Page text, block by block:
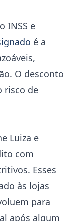
INSS e
é a
O desconto
risco de
Luiza e
com
Esses
às lojas
para
após algum